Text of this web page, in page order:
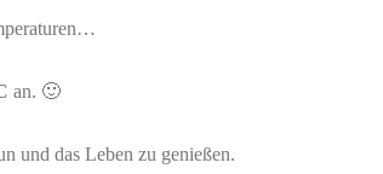
an. 🙂
und das Leben zu genießen.